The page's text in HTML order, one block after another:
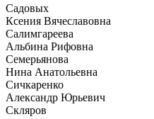
Садовых
Ксения Вячеславовна
Салимгареева
Альбина Рифовна
Семерьянова
Нина Анатольевна
Сичкаренко
Александр Юрьевич
Скляров